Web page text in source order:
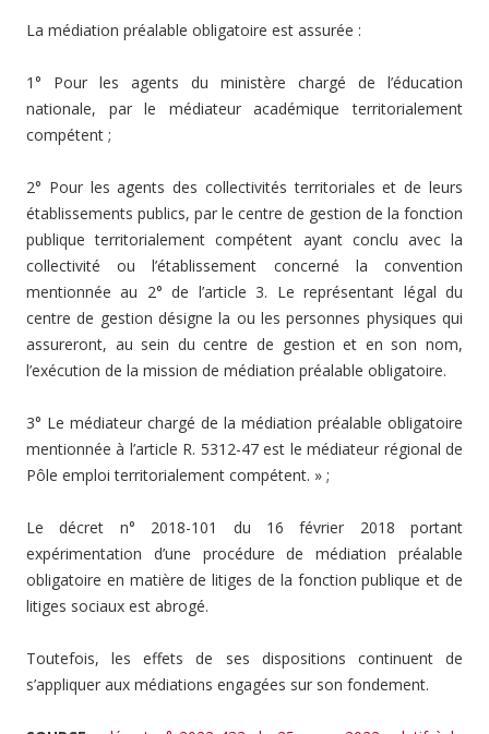
La médiation préalable obligatoire est assurée :
1° Pour les agents du ministère chargé de l’éducation
nationale, par le médiateur académique territorialement
compétent ;
2° Pour les agents des collectivités territoriales et de leurs
établissements publics, par le centre de gestion de la fonction
publique territorialement compétent ayant conclu avec la
collectivité ou l’établissement concerné la convention
mentionnée au 2° de l’article 3. Le représentant légal du
centre de gestion désigne la ou les personnes physiques qui
assureront, au sein du centre de gestion et en son nom,
l’exécution de la mission de médiation préalable obligatoire.
3° Le médiateur chargé de la médiation préalable obligatoire
mentionnée à l’article R. 5312-47 est le médiateur régional de
Pôle emploi territorialement compétent. » ;
Le décret n° 2018-101 du 16 février 2018 portant
expérimentation d’une procédure de médiation préalable
obligatoire en matière de litiges de la fonction publique et de
litiges sociaux est abrogé.
Toutefois, les effets de ses dispositions continuent de
s’appliquer aux médiations engagées sur son fondement.